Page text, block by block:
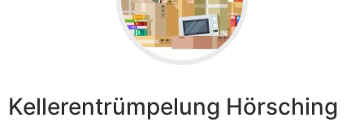
Kellerentrümpelung Hörsching